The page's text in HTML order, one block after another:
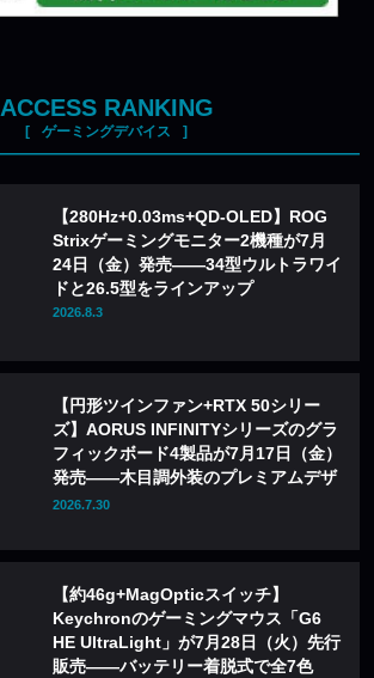
ACCESS RANKING
ゲーミングデバイス
【280Hz+0.03ms+QD-OLED】ROG
Strixゲーミングモニター2機種が7月
24日（金）発売——34型ウルトラワイ
ドと26.5型をラインアップ
2026.8.3
【円形ツインファン+RTX 50シリー
ズ】AORUS INFINITYシリーズのグラ
フィックボード4製品が7月17日（金）
発売——木目調外装のプレミアムデザ
インを採用
2026.7.30
【約46g+MagOpticスイッチ】
Keychronのゲーミングマウス「G6
HE UltraLight」が7月28日（火）先行
販売——バッテリー着脱式で全7色